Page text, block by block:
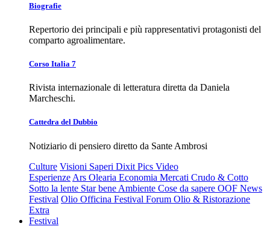
Biografie
Repertorio dei principali e più rappresentativi protagonisti del
comparto agroalimentare.
Corso Italia 7
Rivista internazionale di letteratura diretta da Daniela
Marcheschi.
Cattedra del Dubbio
Notiziario di pensiero diretto da Sante Ambrosi
Culture Visioni Saperi Dixit Pics Video
Esperienze Ars Olearia Economia Mercati Crudo & Cotto
Sotto la lente Star bene Ambiente Cose da sapere OOF News
Festival Olio Officina Festival Forum Olio & Ristorazione
Extra
Festival